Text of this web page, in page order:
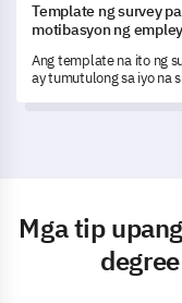
Template ng survey
motibasyon ng
Ang template na ito ng
ay tumutulong sa iyo na
Mga tip